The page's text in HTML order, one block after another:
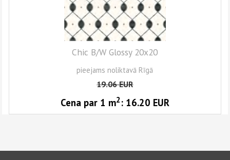
Chic B/W Glossy 20x20
pieejams noliktavā Rīgā
19.06EUR
Cena par 1 m2 : 16.20 EUR